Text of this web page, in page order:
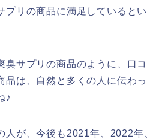
プリの商品に満足しているとい
臭サプリの商品のように、口コ
品は、自然と多くの人に伝わっ
♪
人が、今後も2021年、2022年、